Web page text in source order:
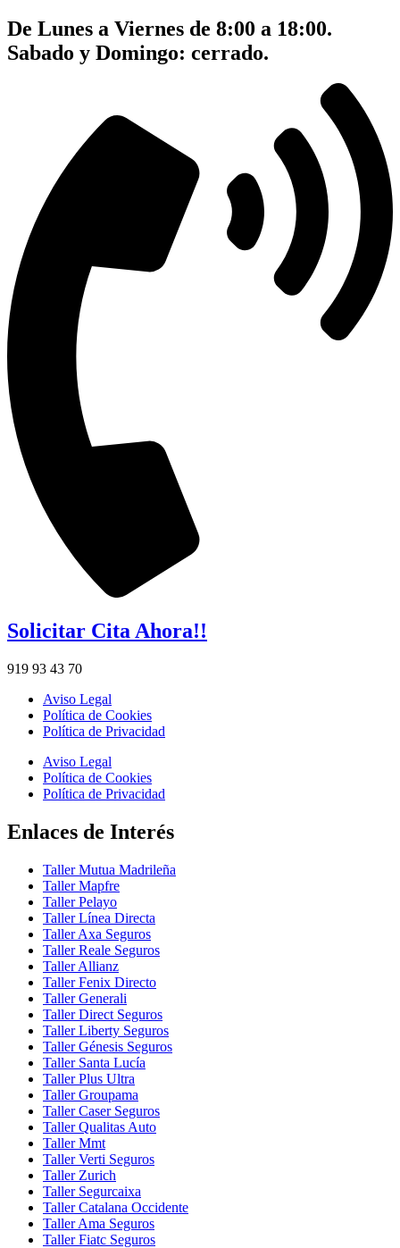
De Lunes a Viernes de 8:00 a 18:00.
Sabado y Domingo: cerrado.
Solicitar Cita Ahora!!
919 93 43 70
Aviso Legal
Política de Cookies
Política de Privacidad
Aviso Legal
Política de Cookies
Política de Privacidad
Enlaces de Interés
Taller Mutua Madrileña
Taller Mapfre
Taller Pelayo
Taller Línea Directa
Taller Axa Seguros
Taller Reale Seguros
Taller Allianz
Taller Fenix Directo
Taller Generali
Taller Direct Seguros
Taller Liberty Seguros
Taller Génesis Seguros
Taller Santa Lucía
Taller Plus Ultra
Taller Groupama
Taller Caser Seguros
Taller Qualitas Auto
Taller Mmt
Taller Verti Seguros
Taller Zurich
Taller Segurcaixa
Taller Catalana Occidente
Taller Ama Seguros
Taller Fiatc Seguros